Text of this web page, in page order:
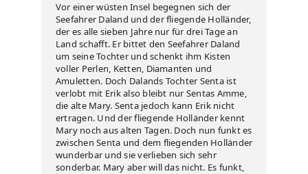
Vor einer wüsten Insel begegnen sich der
Seefahrer Daland und der fliegende Holländer,
der es alle sieben Jahre nur für drei Tage an
Land schafft. Er bittet den Seefahrer Daland
um seine Tochter und schenkt ihm Kisten
voller Perlen, Ketten, Diamanten und
Amuletten. Doch Dalands Tochter Senta ist
verlobt mit Erik also bleibt nur Sentas Amme,
die alte Mary. Senta jedoch kann Erik nicht
ertragen. Und der fliegende Holländer kennt
Mary noch aus alten Tagen. Doch nun funkt es
zwischen Senta und dem fliegenden Holländer
wunderbar und sie verlieben sich sehr
sonderbar. Mary aber will das nicht. Es funkt,